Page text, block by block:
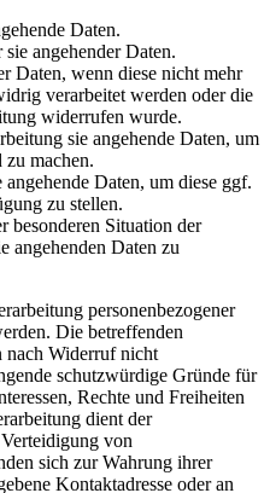
Daten.
angehender Daten.
Daten, wenn diese nicht mehr
verarbeitet werden oder die
widerrufen wurde.
sie angehende Daten, um
machen.
Daten, um diese ggf.
zu stellen.
besonderen Situation der
angehenden Daten zu
personenbezogener
Die betreffenden
nach Widerruf nicht
schutzwürdige Gründe für
Rechte und Freiheiten
dient der
von
sich zur Wahrung ihrer
Kontaktadresse oder an